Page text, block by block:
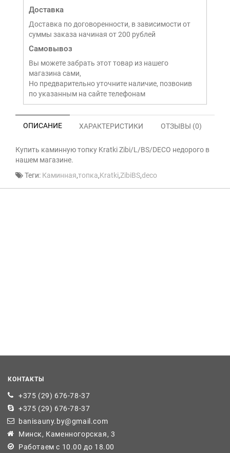
Доставка
Доставка по договоренности, в зависимости от
суммы заказа начиная от 200 рублей
Самовывоз
Вы можете забрать этот товар из нашего
магазина сами,
Но предварительно уточните наличие, позвонив
по указанным на сайте телефонам
ОПИСАНИЕ ХАРАКТЕРИСТИКИ ОТЗЫВЫ (0)
Купить каминную топку Kratki Zibi/L/BS/DECO недорого в
нашем магазине.
Теги: Каминная,топка,Kratki,ZibiBS,deco
КОНТАКТЫ
+375 (29) 676-78-37
+375 (29) 676-78-37
banisauny.by@gmail.com
Минск, Каменногорская, 3
Работаем с 10.00 до 18.00